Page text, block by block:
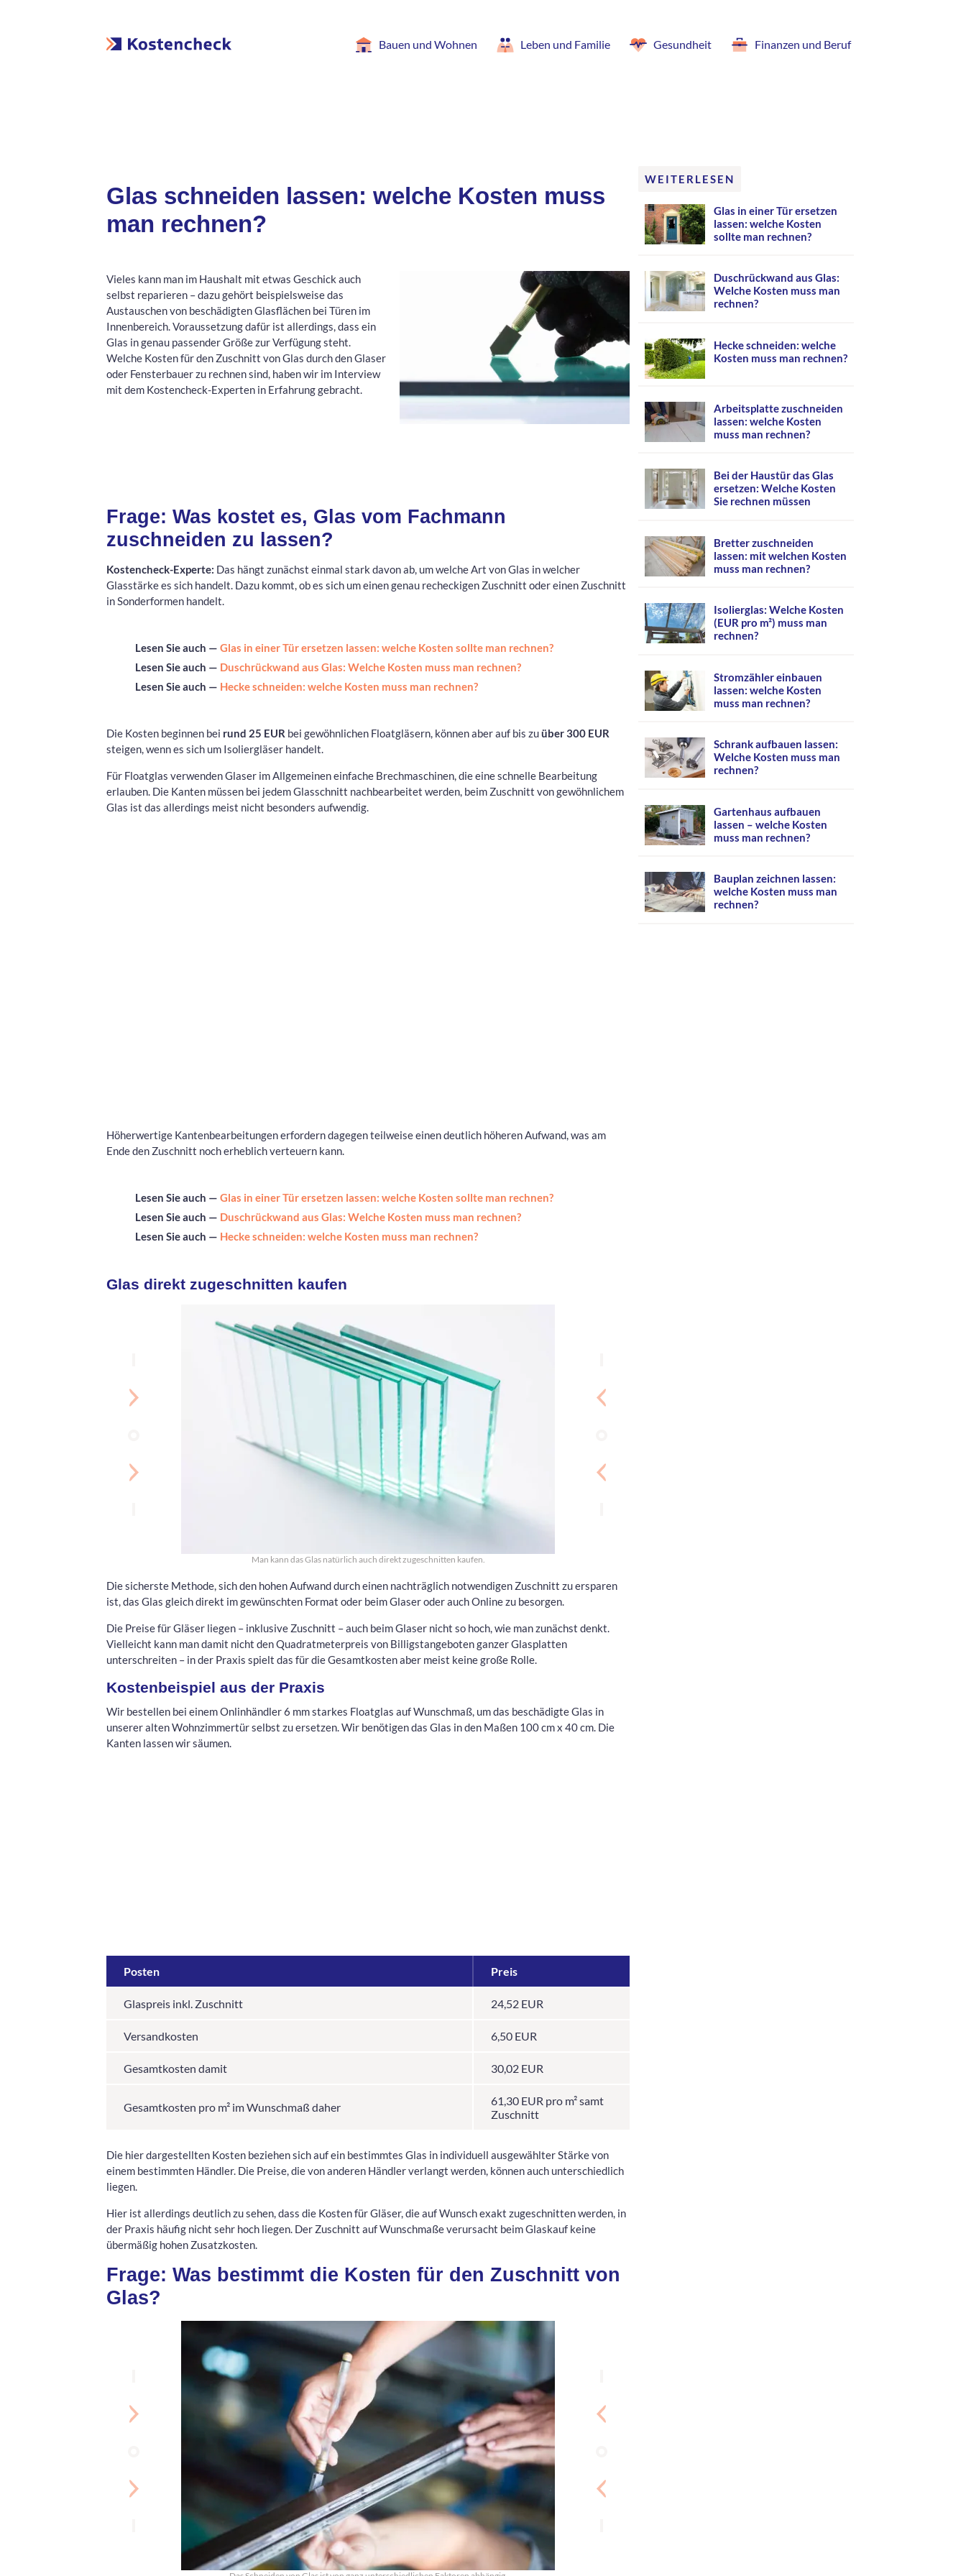
Bauen und Wohnen Leben und Familie Gesundheit Finanzen und Beruf
Glas schneiden lassen: welche Kosten muss
man rechnen?
Vieles kann man im Haushalt mit etwas Geschick auch
selbst reparieren – dazu gehört beispielsweise das
Austauschen von beschädigten Glasflächen bei Türen im
Innenbereich. Voraussetzung dafür ist allerdings, dass ein
Glas in genau passender Größe zur Verfügung steht.
Welche Kosten für den Zuschnitt von Glas durch den Glaser
oder Fensterbauer zu rechnen sind, haben wir im Interview
mit dem Kostencheck-Experten in Erfahrung gebracht.
Frage: Was kostet es, Glas vom Fachmann
zuschneiden zu lassen?
Kostencheck-Experte: Das hängt zunächst einmal stark davon ab, um welche Art von Glas in welcher
Glasstärke es sich handelt. Dazu kommt, ob es sich um einen genau recheckigen Zuschnitt oder einen Zuschnitt
in Sonderformen handelt.
Lesen Sie auch — Glas in einer Tür ersetzen lassen: welche Kosten sollte man rechnen?
Lesen Sie auch — Duschrückwand aus Glas: Welche Kosten muss man rechnen?
Lesen Sie auch — Hecke schneiden: welche Kosten muss man rechnen?
Die Kosten beginnen bei rund 25 EUR bei gewöhnlichen Floatgläsern, können aber auf bis zuüber 300 EUR
steigen, wenn es sich um Isoliergläser handelt.
Für Floatglas verwenden Glaser im Allgemeinen einfache Brechmaschinen, die eine schnelle Bearbeitung
erlauben. Die Kanten müssen bei jedem Glasschnitt nachbearbeitet werden, beim Zuschnitt von gewöhnlichem
Glas ist das allerdings meist nicht besonders aufwendig.
Höherwertige Kantenbearbeitungen erfordern dagegen teilweise einen deutlich höheren Aufwand, was am
Ende den Zuschnitt noch erheblich verteuern kann.
Lesen Sie auch — Glas in einer Tür ersetzen lassen: welche Kosten sollte man rechnen?
Lesen Sie auch — Duschrückwand aus Glas: Welche Kosten muss man rechnen?
Lesen Sie auch — Hecke schneiden: welche Kosten muss man rechnen?
Glas direkt zugeschnitten kaufen
Man kann das Glas natürlich auch direkt zugeschnitten kaufen.
Die sicherste Methode, sich den hohen Aufwand durch einen nachträglich notwendigen Zuschnitt zu ersparen
ist, das Glas gleich direkt im gewünschten Format oder beim Glaser oder auch Online zu besorgen.
Die Preise für Gläser liegen – inklusive Zuschnitt – auch beim Glaser nicht so hoch, wie man zunächst denkt.
Vielleicht kann man damit nicht den Quadratmeterpreis von Billigstangeboten ganzer Glasplatten
unterschreiten – in der Praxis spielt das für die Gesamtkosten aber meist keine große Rolle.
Kostenbeispiel aus der Praxis
Wir bestellen bei einem Onlinhändler 6 mm starkes Floatglas auf Wunschmaß, um das beschädigte Glas in
unserer alten Wohnzimmertür selbst zu ersetzen. Wir benötigen das Glas in den Maßen 100 cm x 40 cm. Die
Kanten lassen wir säumen.
Posten Preis
Glaspreis inkl. Zuschnitt 24,52 EUR
Versandkosten 6,50 EUR
Gesamtkosten damit 30,02 EUR
Gesamtkosten pro m² im Wunschmaß daher
61,30 EUR pro m² samt
Zuschnitt
Die hier dargestellten Kosten beziehen sich auf ein bestimmtes Glas in individuell ausgewählter Stärke von
einem bestimmten Händler. Die Preise, die von anderen Händler verlangt werden, können auch unterschiedlich
liegen.
Hier ist allerdings deutlich zu sehen, dass die Kosten für Gläser, die auf Wunsch exakt zugeschnitten werden, in
der Praxis häufig nicht sehr hoch liegen. Der Zuschnitt auf Wunschmaße verursacht beim Glaskauf keine
übermäßig hohen Zusatzkosten.
Frage: Was bestimmt die Kosten für den Zuschnitt von
Glas?
WEITERLESEN
Glas in einer Tür ersetzen
lassen: welche Kosten
sollte man rechnen?
Duschrückwand aus Glas:
Welche Kosten muss man
rechnen?
Hecke schneiden: welche
Kosten muss man rechnen?
Arbeitsplatte zuschneiden
lassen: welche Kosten
muss man rechnen?
Bei der Haustür das Glas
ersetzen: Welche Kosten
Sie rechnen müssen
Bretter zuschneiden
lassen: mit welchen Kosten
muss man rechnen?
Isolierglas: Welche Kosten
(EUR pro m²) muss man
rechnen?
Stromzähler einbauen
lassen: welche Kosten
muss man rechnen?
Schrank aufbauen lassen:
Welche Kosten muss man
rechnen?
Gartenhaus aufbauen
lassen – welche Kosten
muss man rechnen?
Bauplan zeichnen lassen:
welche Kosten muss man
rechnen?